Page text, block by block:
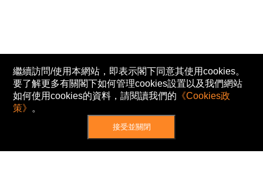
繼續訪問/使用本網站，即表示閣下同意其使用cookies。
要了解更多有關閣下如何管理cookies設置以及我們網站
如何使用cookies的資料，請閱讀我們的 《Cookies政
策》 。
接受並關閉